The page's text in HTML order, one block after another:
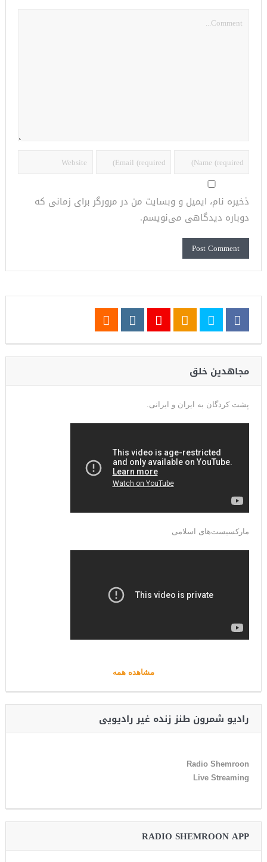
ذخیره نام، ایمیل و وبسایت من در مرورگر برای زمانی که
دوباره دیدگاهی می‌نویسم.
مجاهدین خلق
پشت کردگان به ایران و ایرانی.
مارکسیست‌های اسلامی
مشاهده همه
رادیو شمرون طنز زنده غیر رادیویی
Radio Shemroon
Live Streaming
RADIO SHEMROON APP